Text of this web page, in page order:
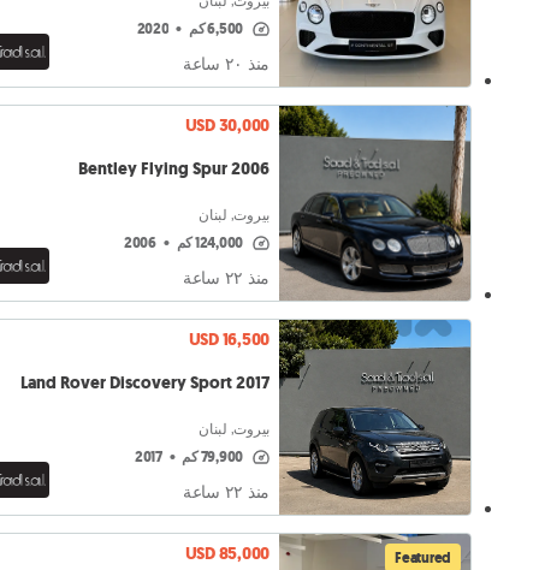
6,500 كم •
2020
منذ ٢۰ ساعة
USD 30,000
Bentley Flying Spur 2006
بيروت, لبنان
124,000 كم •
2006
منذ ٢٢ ساعة
USD 16,500
Land Rover Discovery Sport 2017
بيروت, لبنان
79,900 كم •
2017
منذ ٢٢ ساعة
Featured
USD 85,000